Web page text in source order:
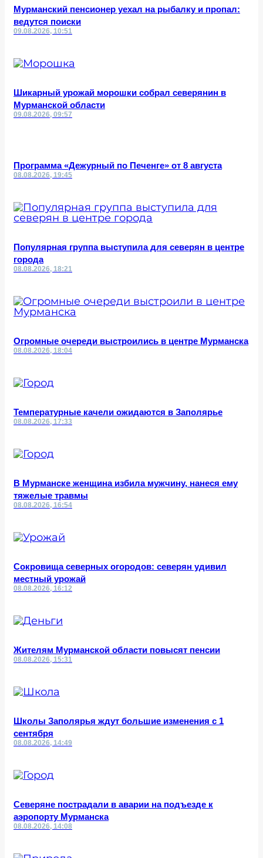
Мурманский пенсионер уехал на рыбалку и пропал:
ведутся поиски
09.08.2026, 10:51
Шикарный урожай морошки собрал северянин в
Мурманской области
09.08.2026, 09:57
Программа «Дежурный по Печенге» от 8 августа
08.08.2026, 19:45
Популярная группа выступила для северян в центре
города
08.08.2026, 18:21
Огромные очереди выстроились в центре Мурманска
08.08.2026, 18:04
Температурные качели ожидаются в Заполярье
08.08.2026, 17:33
В Мурманске женщина избила мужчину, нанеся ему
тяжелые травмы
08.08.2026, 16:54
Сокровища северных огородов: северян удивил
местный урожай
08.08.2026, 16:12
Жителям Мурманской области повысят пенсии
08.08.2026, 15:31
Школы Заполярья ждут большие изменения с 1
сентября
08.08.2026, 14:49
Северяне пострадали в аварии на подъезде к
аэропорту Мурманска
08.08.2026, 14:08